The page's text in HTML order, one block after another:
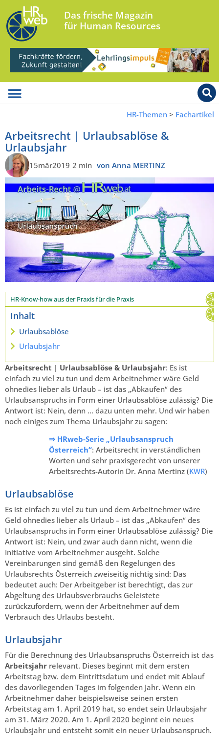
Das frische Magazin
für Human Resources
HR-Themen > Fachartikel
Arbeitsrecht | Urlaubsablöse &
Urlaubsjahr
15mär2019 2 min von Anna MERTINZ
HR-Know-how aus der Praxis für die Praxis
Inhalt
Urlaubsablöse
Urlaubsjahr
Arbeitsrecht | Urlaubsablöse & Urlaubsjahr: Es ist
einfach zu viel zu tun und dem Arbeitnehmer wäre Geld
ohnedies lieber als Urlaub – ist das „Abkaufen“ des
Urlaubsanspruchs in Form einer Urlaubsablöse zulässig? Die
Antwort ist: Nein, denn … dazu unten mehr. Und wir haben
noch einiges zum Thema Urlaubsjahr zu sagen:
⇒ HRweb-Serie „Urlaubsanspruch
Österreich“: Arbeitsrecht in verständlichen
Worten und sehr praxisgerecht von unserer
Arbeitsrechts-Autorin Dr. Anna Mertinz (KWR)
Urlaubsablöse
Es ist einfach zu viel zu tun und dem Arbeitnehmer wäre
Geld ohnedies lieber als Urlaub – ist das „Abkaufen“ des
Urlaubsanspruchs in Form einer Urlaubsablöse zulässig? Die
Antwort ist: Nein, und zwar auch dann nicht, wenn die
Initiative vom Arbeitnehmer ausgeht. Solche
Vereinbarungen sind gemäß den Regelungen des
Urlaubsrechts Österreich zweiseitig nichtig sind: Das
bedeutet auch: Der Arbeitgeber ist berechtigt, das zur
Abgeltung des Urlaubsverbrauchs Geleistete
zurückzufordern, wenn der Arbeitnehmer auf dem
Verbrauch des Urlaubs besteht.
Urlaubsjahr
Für die Berechnung des Urlaubsanspruchs Österreich ist das
Arbeitsjahr relevant. Dieses beginnt mit dem ersten
Arbeitstag bzw. dem Eintrittsdatum und endet mit Ablauf
des davorliegenden Tages im folgenden Jahr. Wenn ein
Arbeitnehmer daher beispielsweise seinen ersten
Arbeitstag am 1. April 2019 hat, so endet sein Urlaubsjahr
am 31. März 2020. Am 1. April 2020 beginnt ein neues
Urlaubsjahr und entsteht somit ein neuer Urlaubsanspruch.